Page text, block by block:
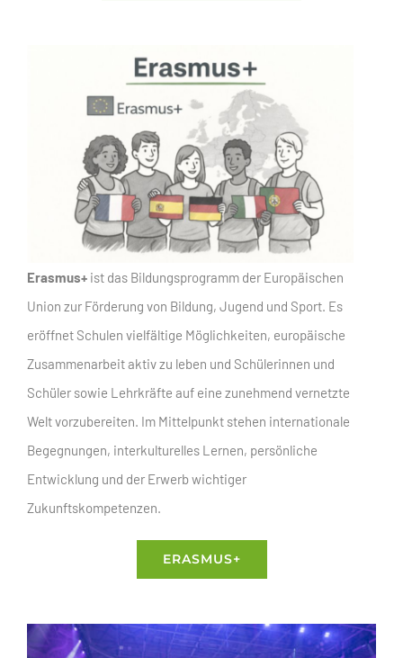
Erasmus+ ist das Bildungsprogramm der Europäischen
Union zur Förderung von Bildung, Jugend und Sport. Es
eröffnet Schulen vielfältige Möglichkeiten, europäische
Zusammenarbeit aktiv zu leben und Schülerinnen und
Schüler sowie Lehrkräfte auf eine zunehmend vernetzte
Welt vorzubereiten. Im Mittelpunkt stehen internationale
Begegnungen, interkulturelles Lernen, persönliche
Entwicklung und der Erwerb wichtiger
Zukunftskompetenzen.
ERASMUS+